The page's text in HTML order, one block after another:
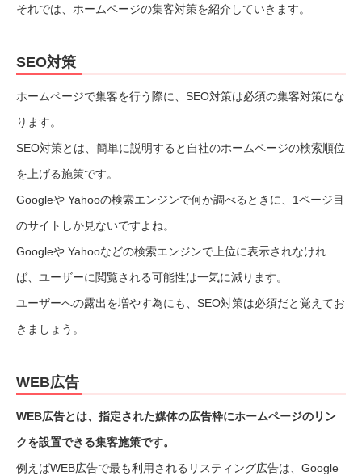
それでは、ホームページの集客対策を紹介していきます。
SEO対策
ホームページで集客を行う際に、SEO対策は必須の集客対策にな
ります。
SEO対策とは、簡単に説明すると自社のホームページの検索順位
を上げる施策です。
Googleや Yahooの検索エンジンで何か調べるときに、1ページ目
のサイトしか見ないですよね。
Googleや Yahooなどの検索エンジンで上位に表示されなけれ
ば、ユーザーに閲覧される可能性は一気に減ります。
ユーザーへの露出を増やす為にも、SEO対策は必須だと覚えてお
きましょう。
WEB広告
WEB広告とは、指定された媒体の広告枠にホームページのリン
クを設置できる集客施策です。
例えばWEB広告で最も利用されるリスティング広告は、Google